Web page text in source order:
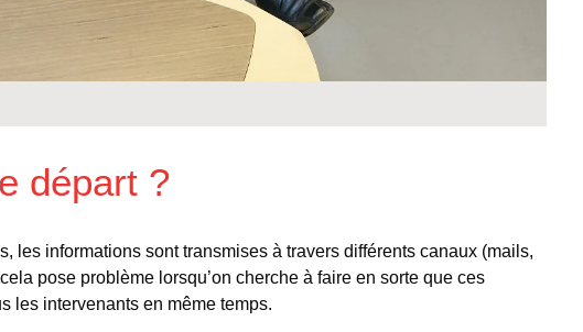
départ ?
les informations sont transmises à travers différents canaux (mails,
pose problème lorsqu’on cherche à faire en sorte que ces
les intervenants en même temps.